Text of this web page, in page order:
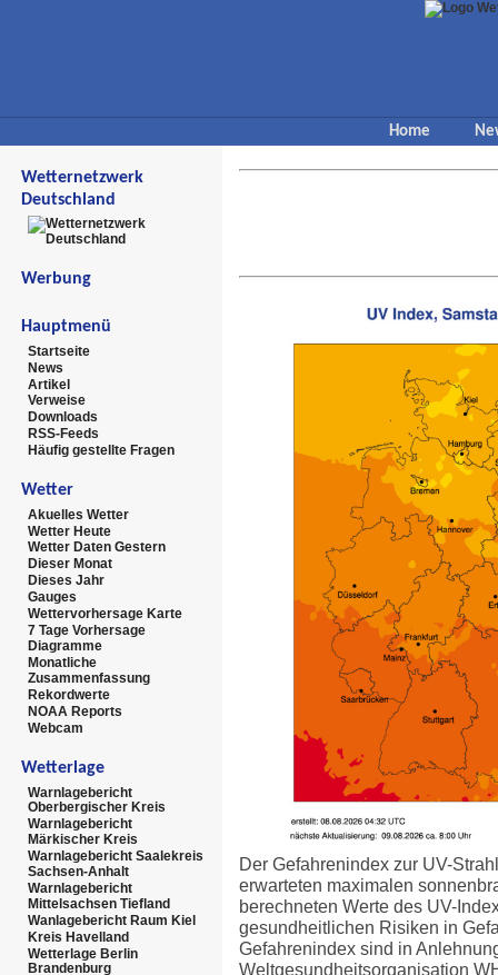
Home
Wetternetzwerk
Deutschland
Werbung
Hauptmenü
Startseite
News
Artikel
Verweise
Downloads
RSS-Feeds
Häufig gestellte Fragen
Wetter
Akuelles Wetter
Wetter Heute
Wetter Daten Gestern
Dieser Monat
Dieses Jahr
Gauges
Wettervorhersage Karte
7 Tage Vorhersage
Diagramme
Monatliche
Zusammenfassung
Rekordwerte
NOAA Reports
Webcam
Wetterlage
Warnlagebericht
Oberbergischer Kreis
Warnlagebericht
Märkischer Kreis
Warnlagebericht Saalekreis
Sachsen-Anhalt
Warnlagebericht
Mittelsachsen Tiefland
Wanlagebericht Raum Kiel
Kreis Havelland
Wetterlage Berlin
Brandenburg
Der Gefahrenindex zur UV-
erwarteten maximalen
berechneten Werte des UV-
gesundheitlichen Risiken in
Gefahrenindex sind in
Weltgesundheitsorganisation